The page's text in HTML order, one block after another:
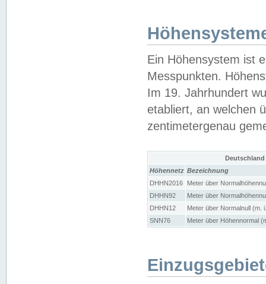
Ein Höhensystem ist
Messpunkten.
Im 19. Jahrhundert
etabliert, an welchen
zentimetergenau
Höhennetz Bezeichnung
DHHN2016
Meter über
DHHN92
Meter über
DHHN12
Meter über Normalnull (m.
SNN76
Meter über Höhennormal